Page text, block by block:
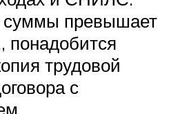
суммы превышает
понадобится
трудовой
с